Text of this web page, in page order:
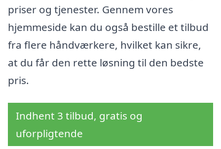
priser og tjenester. Gennem vores
hjemmeside kan du også bestille et tilbud
fra flere håndværkere, hvilket kan sikre,
at du får den rette løsning til den bedste
pris.
Indhent 3 tilbud, gratis og
uforpligtende